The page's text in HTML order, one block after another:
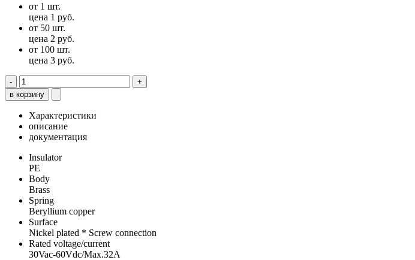
от 1 шт.
цена 1 руб.
от 50 шт.
цена 2 руб.
от 100 шт.
цена 3 руб.
-
+
в корзину
Характеристики
описание
документация
Insulator
PE
Body
Brass
Spring
Beryllium copper
Surface
Nickel plated * Screw connection
Rated voltage/current
30Vac-60Vdc/Max.32A